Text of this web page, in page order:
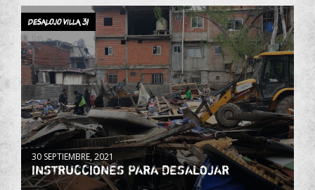
DESALOJO VILLA 31
30 SEPTIEMBRE, 2021
INSTRUCCIONES PARA DESALOJAR